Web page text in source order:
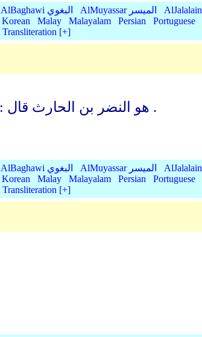
AlBaghawi البغوي AlMuyassar الميسر
Korean Malay Malayalam Persian Portuguese
Transliteration [+]
{( للكافرين ليس له دافع ) هو النضر بن الحارث قال : "" اللهم إن كان هذا هو الحق "" الآية .
AlBaghawi البغوي AlMuyassar الميسر
Korean Malay Malayalam Persian Portuguese
Transliteration [+]